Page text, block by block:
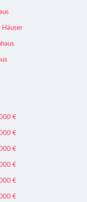
Häuser
€
€
€
€
€
€